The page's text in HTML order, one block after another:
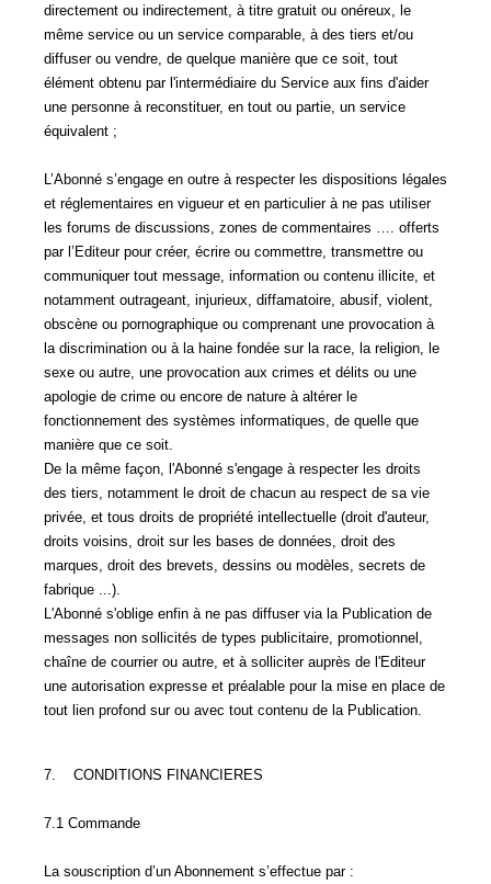
directement ou indirectement, à titre gratuit ou onéreux, le
même service ou un service comparable, à des tiers et/ou
diffuser ou vendre, de quelque manière que ce soit, tout
élément obtenu par l'intermédiaire du Service aux fins d'aider
une personne à reconstituer, en tout ou partie, un service
équivalent ;
L’Abonné s’engage en outre à respecter les dispositions légales
et réglementaires en vigueur et en particulier à ne pas utiliser
les forums de discussions, zones de commentaires …. offerts
par l’Editeur pour créer, écrire ou commettre, transmettre ou
communiquer tout message, information ou contenu illicite, et
notamment outrageant, injurieux, diffamatoire, abusif, violent,
obscène ou pornographique ou comprenant une provocation à
la discrimination ou à la haine fondée sur la race, la religion, le
sexe ou autre, une provocation aux crimes et délits ou une
apologie de crime ou encore de nature à altérer le
fonctionnement des systèmes informatiques, de quelle que
manière que ce soit.
De la même façon, l'Abonné s'engage à respecter les droits
des tiers, notamment le droit de chacun au respect de sa vie
privée, et tous droits de propriété intellectuelle (droit d'auteur,
droits voisins, droit sur les bases de données, droit des
marques, droit des brevets, dessins ou modèles, secrets de
fabrique ...).
L'Abonné s'oblige enfin à ne pas diffuser via la Publication de
messages non sollicités de types publicitaire, promotionnel,
chaîne de courrier ou autre, et à solliciter auprès de l'Editeur
une autorisation expresse et préalable pour la mise en place de
tout lien profond sur ou avec tout contenu de la Publication.
7. CONDITIONS FINANCIERES
7.1 Commande
La souscription d’un Abonnement s’effectue par :